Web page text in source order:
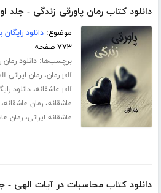
دانلود کتاب رمان پاورقی زندگی - جلد
موضوع:دانلود
۷۷۳ صفحه
برچسب‌ها:دانلود رمان
pdf رمان
،رمان ایرانی pdf
pdf عاشقانه ،دانلود
عاشقانه،رمان عاشقانه
عاشقانه ایرانی،رمان
دانلود کتاب محاسبات در آیات الهی -